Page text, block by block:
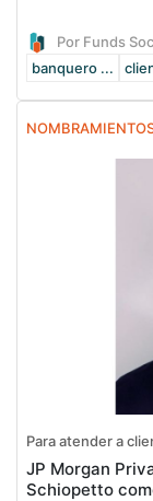
Por Funds
banquero ...
Para atender a
JP Morgan
Schiopetto